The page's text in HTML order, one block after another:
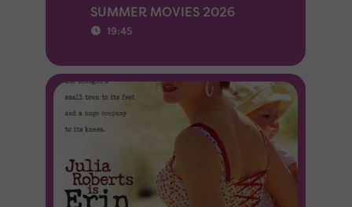
SUMMER MOVIES 2026
19:45